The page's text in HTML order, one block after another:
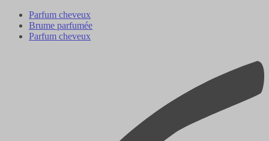
Parfum cheveux
Brume parfumée
Parfum cheveux